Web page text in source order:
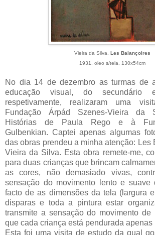
Vieira da Silva, Les Balançoires
1931, oleo s/tela, 130x54cm
No dia 14 de dezembro as turmas de
educação visual, do secundário
respetivamente, realizaram uma
Fundação Árpád Szenes-Vieira da
Histórias de Paula Rego e à
Gulbenkian. Captei apenas algumas
das obras prendeu a minha atenção: Les
Vieira da Silva. Esta obra remete-me,
para duas crianças que brincam
as cores, não demasiado vivas,
sensação do movimento lento e
facto de as dimensões da tela (largura
disparas e toda a pintura estar
transmite a sensação do movimento de
que cada criança está pendurada apenas
Esta foi uma visita de estudo da qual